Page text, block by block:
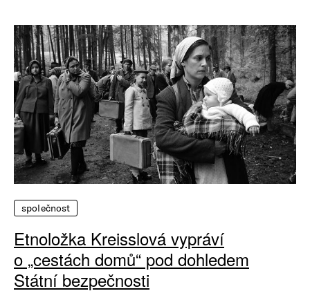
společnost
Etnoložka Kreisslová vypráví
o „cestách domů“ pod dohledem
Státní bezpečnosti